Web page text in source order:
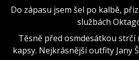
Do zápasu jsem šel po kalbě,
službách
Těsně před osmdesátkou strčí
kapsy. Nejkrásnější outfity Jany